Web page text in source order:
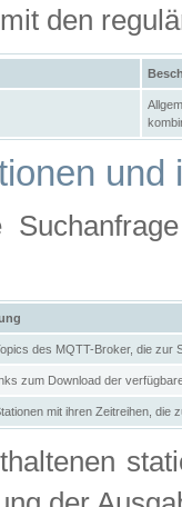
den
und
des MQTT-Broker, die zur
zum Download der
mit ihren Zeitreihen, die